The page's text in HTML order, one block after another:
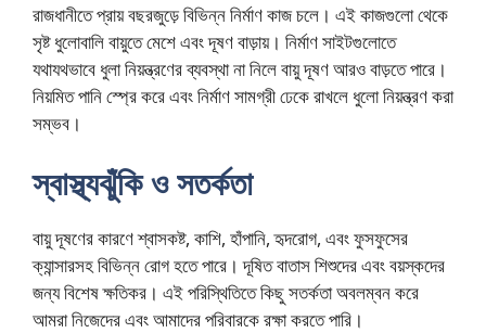
রাজধানীতে প্রায় বছরজুড়ে বিভিন্ন নির্মাণ কাজ চলে। এই কাজগুলো থেকে
সৃষ্ট ধুলোবালি বায়ুতে মেশে এবং দূষণ বাড়ায়। নির্মাণ সাইটগুলোতে
যথাযথভাবে ধুলা নিয়ন্ত্রণের ব্যবস্থা না নিলে বায়ু দূষণ আরও বাড়তে পারে।
নিয়মিত পানি স্প্রে করে এবং নির্মাণ সামগ্রী ঢেকে রাখলে ধুলো নিয়ন্ত্রণ করা
সম্ভব।
স্বাস্থ্যঝুঁকি ও সতর্কতা
বায়ু দূষণের কারণে শ্বাসকষ্ট, কাশি, হাঁপানি, হৃদরোগ, এবং ফুসফুসের
ক্যান্সারসহ বিভিন্ন রোগ হতে পারে। দূষিত বাতাস শিশুদের এবং বয়স্কদের
জন্য বিশেষ ক্ষতিকর। এই পরিস্থিতিতে কিছু সতর্কতা অবলম্বন করে
আমরা নিজেদের এবং আমাদের পরিবারকে রক্ষা করতে পারি।